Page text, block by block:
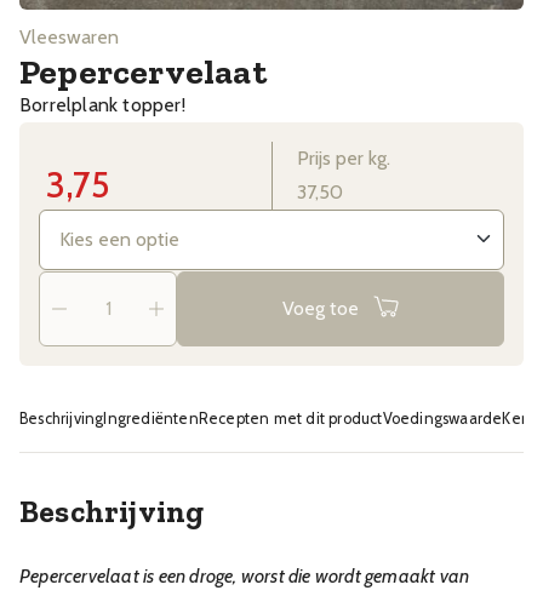
Vleeswaren
Pepercervelaat
Borrelplank topper!
3,75
Prijs per kg.
37,50
Voeg toe
BeschrijvingIngrediëntenRecepten met dit productVoedingswaarde
Beschrijving
Pepercervelaat is een droge, worst die wordt gemaakt van